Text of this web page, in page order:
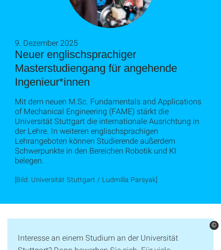
Neuer englischsprachiger
Masterstudiengang für angehende
Ingenieur*innen
9. Dezember 2025
Mit dem neuen M.Sc. Fundamentals and Applications
of Mechanical Engineering (FAME) stärkt die
Universität Stuttgart die internationale Ausrichtung in
der Lehre. In weiteren englischsprachigen
Lehrangeboten können Studierende außerdem
Schwerpunkte in den Bereichen Robotik und KI
belegen.
[Bild: Universität Stuttgart / Ludmilla Parsyak]
Interesse an einem Studium an der Universität
©
©
©